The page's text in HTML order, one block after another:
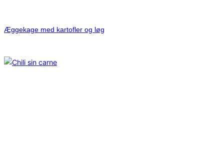
Æggekage med kartofler og løg